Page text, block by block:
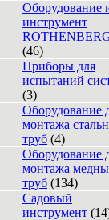
Оборудование
инструмент
(46)
Приборы для
испытаний
(3)
Оборудование
монтажа
труб (4)
Оборудование
монтажа
труб (134)
Садовый
инструмент